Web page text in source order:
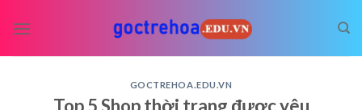
GOCTREHOA.EDU.VN
Top 5 Shop thời trang được yêu